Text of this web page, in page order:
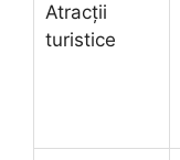
Atracții
turistice